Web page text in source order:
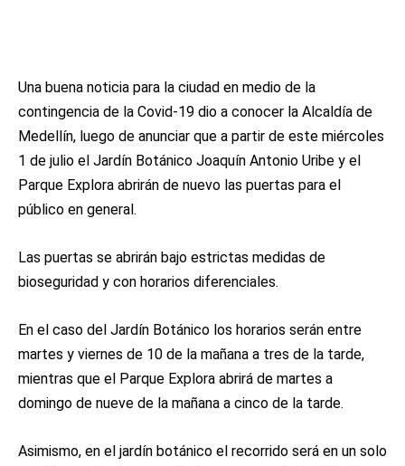
Una buena noticia para la ciudad en medio de la
contingencia de la Covid-19 dio a conocer la Alcaldía de
Medellín, luego de anunciar que a partir de este miércoles
1 de julio el Jardín Botánico Joaquín Antonio Uribe y el
Parque Explora abrirán de nuevo las puertas para el
público en general.
Las puertas se abrirán bajo estrictas medidas de
bioseguridad y con horarios diferenciales.
En el caso del Jardín Botánico los horarios serán entre
martes y viernes de 10 de la mañana a tres de la tarde,
mientras que el Parque Explora abrirá de martes a
domingo de nueve de la mañana a cinco de la tarde.
Asimismo, en el jardín botánico el recorrido será en un solo